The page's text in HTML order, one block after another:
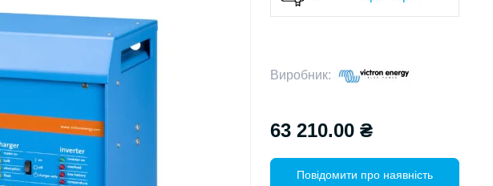
Виробник:
63 210.00 ₴
Повідомити про наявність